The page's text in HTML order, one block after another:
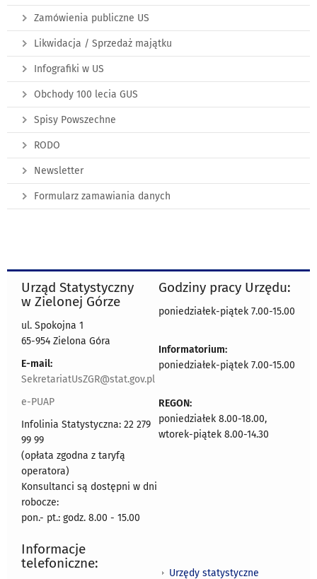
Zamówienia publiczne US
Likwidacja / Sprzedaż majątku
Infografiki w US
Obchody 100 lecia GUS
Spisy Powszechne
RODO
Newsletter
Formularz zamawiania danych
Urząd Statystyczny
w Zielonej Górze
ul. Spokojna 1
65-954 Zielona Góra
E-mail:
SekretariatUsZGR@stat.gov.pl
e-PUAP
Infolinia Statystyczna: 22 279
99 99
(opłata zgodna z taryfą
operatora)
Konsultanci są dostępni w dni
robocze:
pon.- pt.: godz. 8.00 - 15.00
Godziny pracy Urzędu:
poniedziałek-piątek 7.00-15.00
Informatorium:
poniedziałek-piątek 7.00-15.00
REGON:
poniedziałek 8.00-18.00,
wtorek-piątek 8.00-14.30
Informacje
telefoniczne:
Urzędy statystyczne